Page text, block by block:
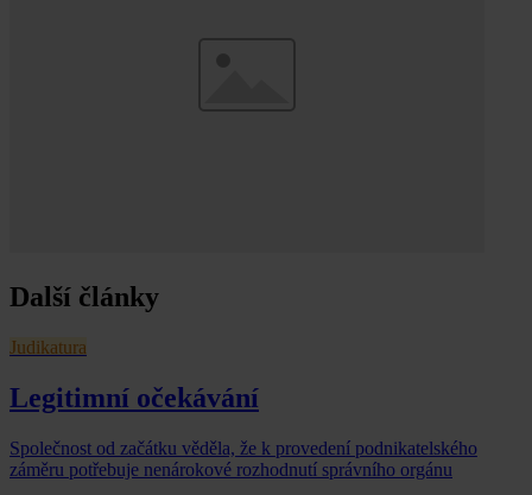
Další články
Judikatura
Legitimní očekávání
Společnost od začátku věděla, že k provedení podnikatelského
záměru potřebuje nenárokové rozhodnutí správního orgánu